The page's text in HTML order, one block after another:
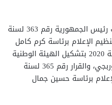
ويأتى ذلك بمناسبة صدور قرارات رئيس الجمهورية رقم 363 لسنة
الإعلام برئاسة كرم كامل
إبراهيم جبر، والقرار رقم 364 لسنة 2020 بتشكيل الهيئة الوطنية
للصحافة عبدالصادق محمد الشوربجي، والقرار رقم 365 لسنة
برئاسة حسين جمال